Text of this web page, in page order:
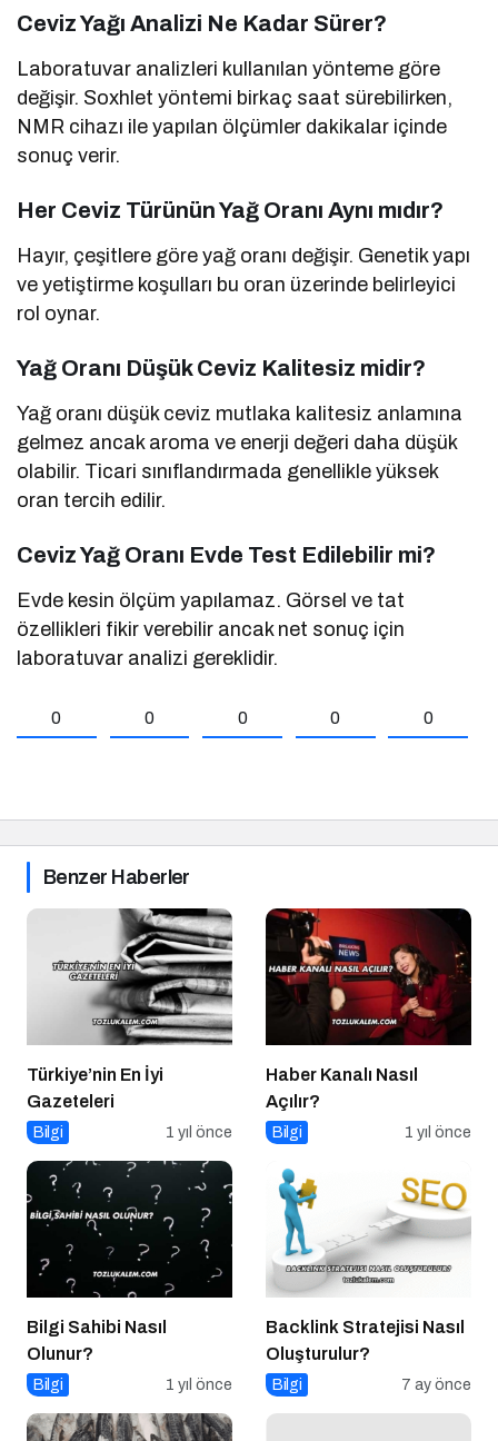
Ceviz Yağı Analizi Ne Kadar Sürer?
Laboratuvar analizleri kullanılan yönteme göre
değişir. Soxhlet yöntemi birkaç saat sürebilirken,
NMR cihazı ile yapılan ölçümler dakikalar içinde
sonuç verir.
Her Ceviz Türünün Yağ Oranı Aynı mıdır?
Hayır, çeşitlere göre yağ oranı değişir. Genetik yapı
ve yetiştirme koşulları bu oran üzerinde belirleyici
rol oynar.
Yağ Oranı Düşük Ceviz Kalitesiz midir?
Yağ oranı düşük ceviz mutlaka kalitesiz anlamına
gelmez ancak aroma ve enerji değeri daha düşük
olabilir. Ticari sınıflandırmada genellikle yüksek
oran tercih edilir.
Ceviz Yağ Oranı Evde Test Edilebilir mi?
Evde kesin ölçüm yapılamaz. Görsel ve tat
özellikleri fikir verebilir ancak net sonuç için
laboratuvar analizi gereklidir.
0 0 0 0 0
Benzer Haberler
Türkiye’nin En İyi
Gazeteleri
Bilgi 1 yıl önce
Haber Kanalı Nasıl
Açılır?
Bilgi 1 yıl önce
Bilgi Sahibi Nasıl
Olunur?
Bilgi 1 yıl önce
Backlink Stratejisi Nasıl
Oluşturulur?
Bilgi 7 ay önce